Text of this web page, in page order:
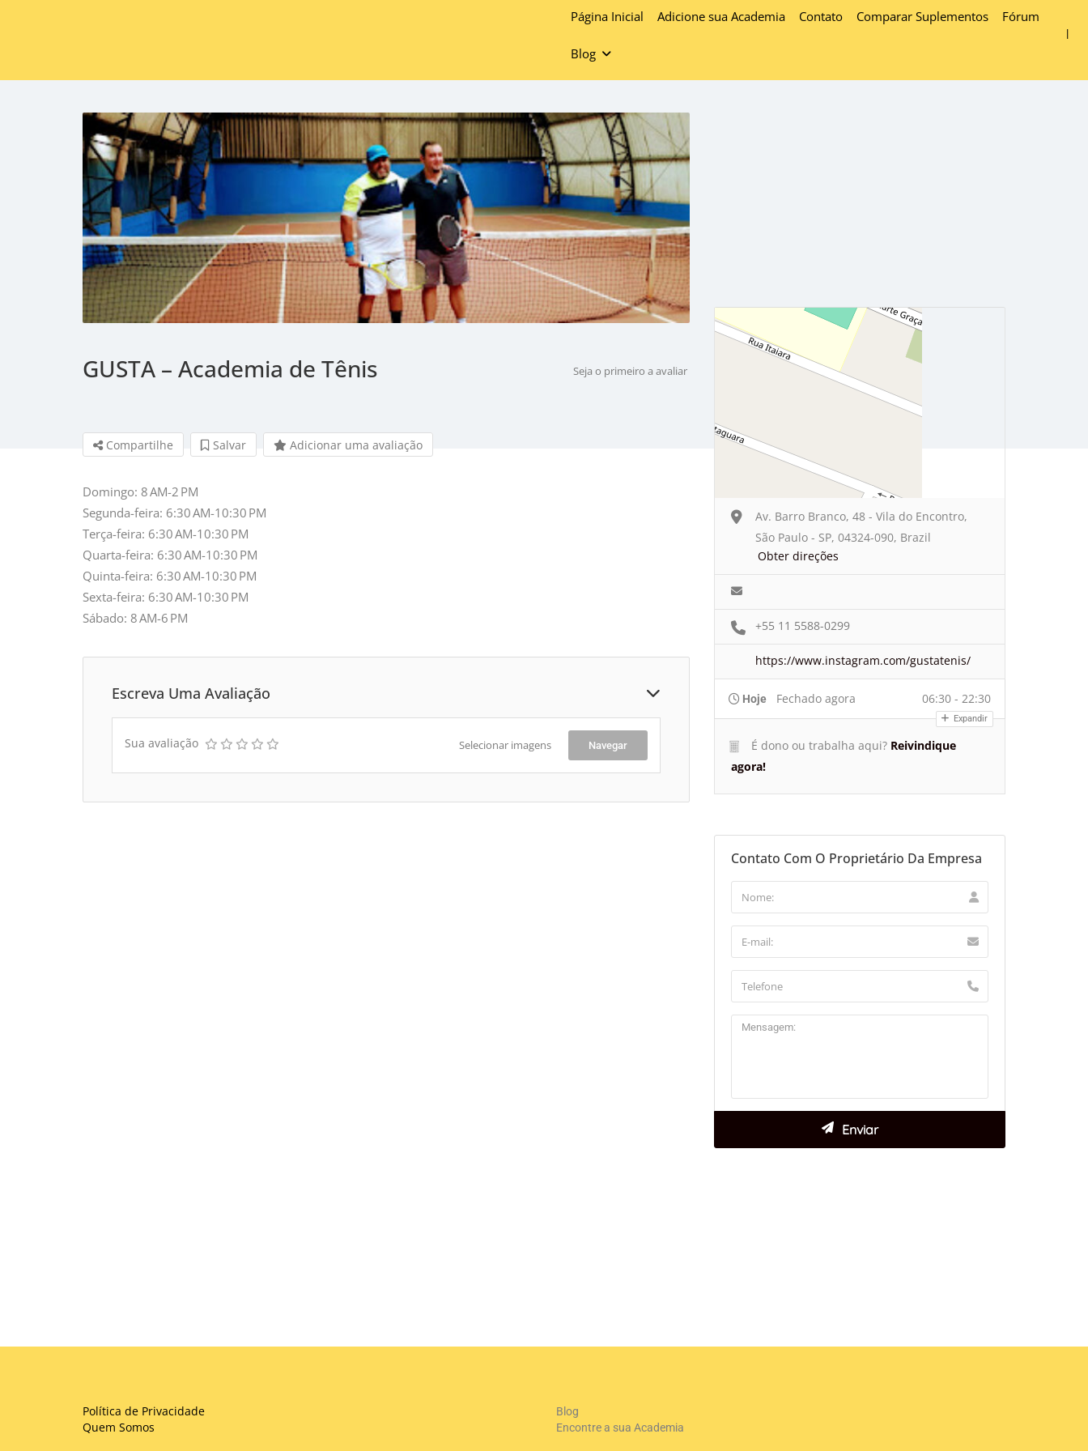
Página Inicial Adicione sua Academia Contato Comparar Suplementos Fórum
Blog
GUSTA – Academia de Tênis Seja o primeiro a avaliar
Compartilhe Salvar Adicionar uma avaliação
Domingo: 8 AM-2 PM
Segunda-feira: 6:30 AM-10:30 PM
Terça-feira: 6:30 AM-10:30 PM
Quarta-feira: 6:30 AM-10:30 PM
Quinta-feira: 6:30 AM-10:30 PM
Sexta-feira: 6:30 AM-10:30 PM
Sábado: 8 AM-6 PM
Escreva Uma Avaliação
Sua avaliação Selecionar imagens Navegar
Av. Barro Branco, 48 - Vila do Encontro,
São Paulo - SP, 04324-090, Brazil
Obter direções
+55 11 5588-0299
https://www.instagram.com/gustatenis/
Hoje Fechado agora 06:30 - 22:30
Expandir
É dono ou trabalha aqui? Reivindique
agora!
Contato Com O Proprietário Da Empresa
Política de Privacidade
Quem Somos
Blog
Encontre a sua Academia